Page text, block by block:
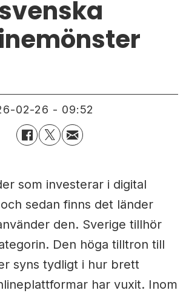
02-26 - 09:52
som investerar i digital
sedan finns det länder
den. Sverige tillhör
Den höga tilltron till
syns tydligt i hur brett
har vuxit. Inom